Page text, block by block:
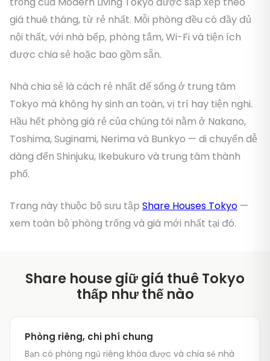
giá thuê tháng, từ rẻ nhất. Mỗi phòng đều có đầy đủ
nội thất, với nhà bếp, phòng tắm, Wi-Fi và tiện ích
được chia sẻ hoặc bao gồm sẵn.
Nhà chia sẻ là cách rẻ nhất để sống ở trung tâm
Tokyo mà không hy sinh an toàn, vị trí hay tiện nghi.
Hầu hết phòng giá rẻ của chúng tôi nằm ở Nakano,
Toshima, Suginami, Nerima và Bunkyo — di chuyển dễ
dàng đến Shinjuku, Ikebukuro và trung tâm thành
phố.
Trang này thuộc bộ sưu tập Share Houses Tokyo —
xem toàn bộ phòng trống và giá mới nhất tại đó.
Share house giữ giá thuê Tokyo
thấp như thế nào
Phòng riêng, chi phí chung
Bạn có phòng ngủ riêng khóa được và chia sẻ nhà